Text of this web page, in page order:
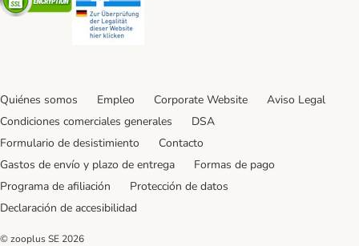
Quiénes somos Empleo Corporate Website
Aviso Legal
Condiciones comerciales generales
DSA
Formulario de desistimiento
Contacto
Gastos de envío y plazo de entrega
Formas de pago
Programa de afiliación
Protección de datos
Declaración de accesibilidad
© zooplus SE 2026